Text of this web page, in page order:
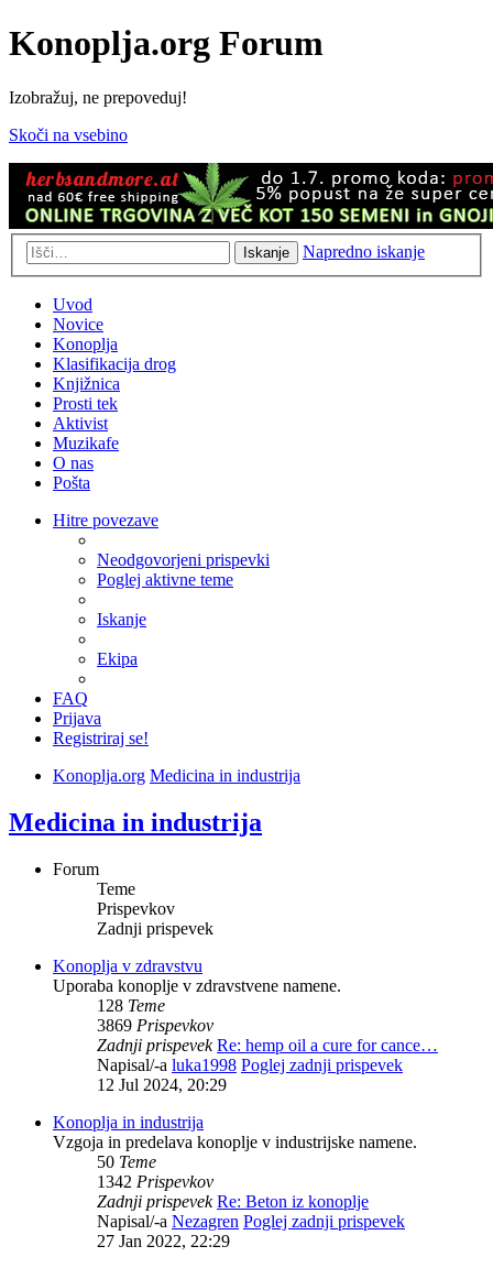
Konoplja.org Forum
Izobražuj, ne prepoveduj!
Skoči na vsebino
Iskanje Napredno iskanje
Uvod
Novice
Konoplja
Klasifikacija drog
Knjižnica
Prosti tek
Aktivist
Muzikafe
O nas
Pošta
Hitre povezave
Neodgovorjeni prispevki
Poglej aktivne teme
Iskanje
Ekipa
FAQ
Prijava
Registriraj se!
Konoplja.org Medicina in industrija
Medicina in industrija
Forum
Teme
Prispevkov
Zadnji prispevek
Konoplja v zdravstvu
Uporaba konoplje v zdravstvene namene.
128 Teme
3869 Prispevkov
Zadnji prispevek Re: hemp oil a cure for cance…
Napisal/-a luka1998 Poglej zadnji prispevek
12 Jul 2024, 20:29
Konoplja in industrija
Vzgoja in predelava konoplje v industrijske namene.
50 Teme
1342 Prispevkov
Zadnji prispevek Re: Beton iz konoplje
Napisal/-a Nezagren Poglej zadnji prispevek
27 Jan 2022, 22:29